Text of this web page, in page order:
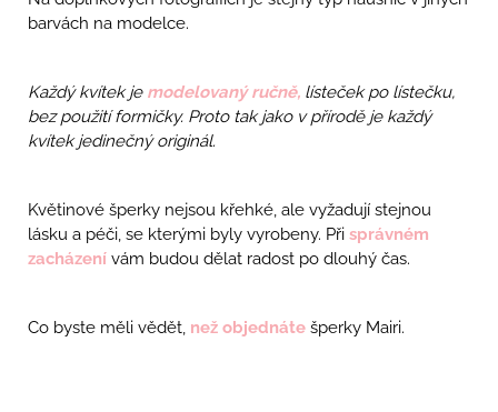
barvách na modelce.
Každý kvítek je modelovaný ručně, lísteček po lístečku,
bez použití formičky. Proto tak jako v přírodě je každý
kvítek jedinečný originál.
Květinové šperky nejsou křehké, ale vyžadují stejnou
lásku a péči, se kterými byly vyrobeny. Při správném
zacházení vám budou dělat radost po dlouhý čas.
Co byste měli vědět, než objednáte šperky Mairi.